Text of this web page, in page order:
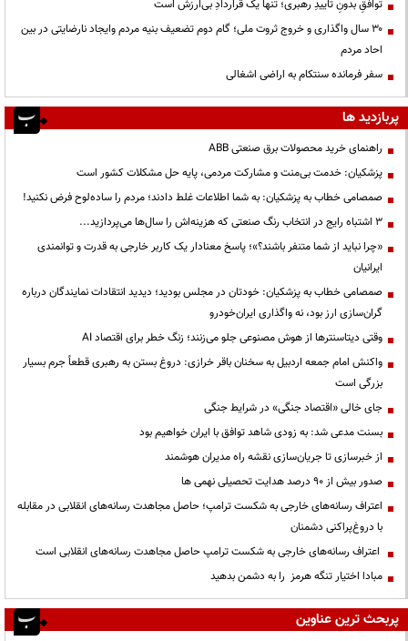
توافقِ بدونِ تاییدِ رهبری؛ تنها یک قراردادِ بی‌ارزش است
۳۰ سال واگذاری و خروج ثروت ملی؛ گام دوم تضعیف بنیه مردم وایجاد نارضایتی در بین
احاد مردم
سفر فرمانده سنتکام به اراضی اشغالی
پربازدید ها
راهنمای خرید محصولات برق صنعتی ABB
پزشکیان: خدمت بی‌منت و مشارکت مردمی، پایه حل مشکلات کشور است
صمصامی خطاب به پزشکیان: به شما اطلاعات غلط دادند؛ مردم را ساده‌لوح فرض نکنید!
3 اشتباه رایج در انتخاب رنگ صنعتی که هزینه‌اش را سال‌ها می‌پردازید...
«چرا نباید از شما متنفر باشند؟»؛ پاسخ معنادار یک کاربر خارجی به قدرت و توانمندی
ایرانیان
صمصامی خطاب به پزشکیان: خودتان در مجلس بودید؛ دیدید انتقادات نمایندگان درباره
گران‌سازی ارز بود، نه واگذاری ایران‌خودرو
وقتی دیتاسنترها از هوش مصنوعی جلو می‌زنند؛ زنگ خطر برای اقتصاد AI
واکنش امام جمعه اردبیل به سخنان باقر خرازی: دروغ بستن به رهبری قطعاً جرم بسیار
بزرگی است
جای خالی «اقتصاد جنگی» در شرایط جنگی
بسنت مدعی شد: به زودی شاهد توافق با ایران خواهیم بود
از خبرسازی تا جریان‌سازی نقشه راه مدیران هوشمند
صدور بیش از ۹۰ درصد هدایت تحصیلی نهمی ها
اعتراف رسانه‌های خارجی به شکست ترامپ؛ حاصل مجاهدت رسانه‌های انقلابی در مقابله
با دروغ‌پراکنی دشمنان
اعتراف رسانه‌های خارجی به شکست ترامپ حاصل مجاهدت رسانه‌های انقلابی است
مبادا اختیار تنگه هرمز را به دشمن بدهید
پربحث ترین عناوین